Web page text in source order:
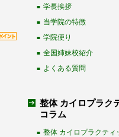
■ 学長挨拶
■ 当学院の特徴
■ 学院便り
■ 全国姉妹校紹介
■ よくある質問
整体 カイロプラク
コラム
■ 整体 カイロプラクティ